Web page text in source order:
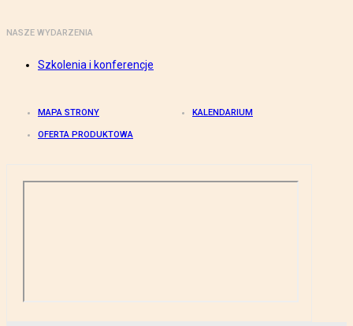
NASZE WYDARZENIA
Szkolenia i konferencje
MAPA STRONY KALENDARIUM
OFERTA PRODUKTOWA